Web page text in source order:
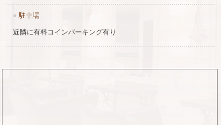
● 駐車場
近隣に有料コインパーキング有り